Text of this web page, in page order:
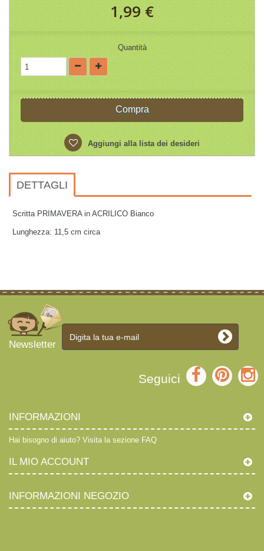
1,99 €
Quantità
Compra
Aggiungi alla lista dei desideri
DETTAGLI
Scritta PRIMAVERA in ACRILICO Bianco
Lunghezza: 11,5 cm circa
Newsletter
Seguici
INFORMAZIONI
Hai bisogno di aiuto? Visita la sezione FAQ
IL MIO ACCOUNT
INFORMAZIONI NEGOZIO